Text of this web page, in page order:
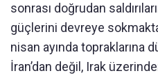
sonrası doğrudan
güçlerini devreye
nisan ayında topraklarına
İran’dan değil, Irak